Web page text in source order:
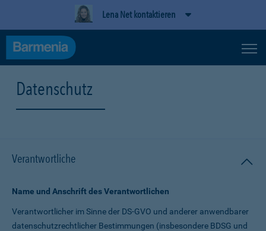
Lena Net kontaktieren
Datenschutz
Verantwortliche
Name und Anschrift des Verantwortlichen
Verantwortlicher im Sinne der DS-GVO und anderer anwendbarer
datenschutz­rechtlicher Bestimmungen (insbesondere BDSG und